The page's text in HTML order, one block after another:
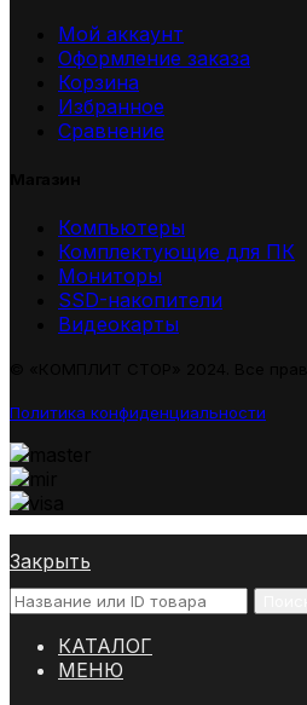
Мой аккаунт
Оформление заказа
Корзина
Избранное
Сравнение
Компьютеры
Комплектующие для ПК
Мониторы
SSD-накопители
Видеокарты
Политика конфиденциальности
Закрыть
КАТАЛОГ
МЕНЮ